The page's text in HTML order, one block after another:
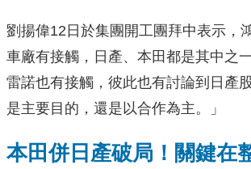
劉揚偉12日於集團開工團拜中表示，
車廠有接觸，日產、本田都是其中之
雷諾也有接觸，彼此也有討論到日產
是主要目的，還是以合作為主。」
本田併日產破局！關鍵在